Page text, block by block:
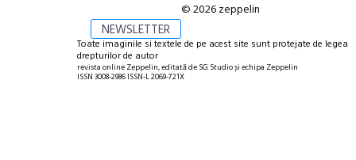
NEWSLETTER
© 2026 zeppelin
Toate imaginile si textele de pe acest site sunt protejate de legea
drepturilor de autor
revista online Zeppelin, editată de SG Studio și echipa Zeppelin
ISSN 3008-2986 ISSN-L 2069-721X